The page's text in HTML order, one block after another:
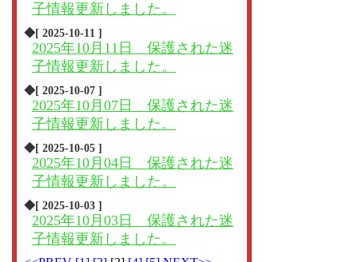
子情報更新しました。
◆[ 2025-10-11 ]
2025年10月11日 保護された迷
子情報更新しました。
◆[ 2025-10-07 ]
2025年10月07日 保護された迷
子情報更新しました。
◆[ 2025-10-05 ]
2025年10月04日 保護された迷
子情報更新しました。
◆[ 2025-10-03 ]
2025年10月03日 保護された迷
子情報更新しました。